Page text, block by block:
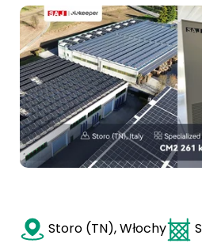
Storo (TN), Włochy